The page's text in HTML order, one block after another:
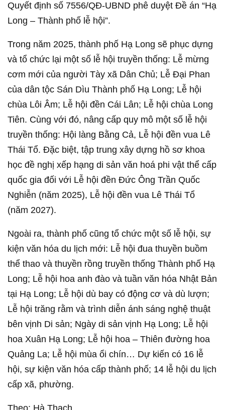
Quyết định số 7556/QĐ-UBND phê duyệt Đề án “Hạ
Long – Thành phố lễ hội”.
Trong năm 2025, thành phố Hạ Long sẽ phục dựng
và tổ chức lại một số lễ hội truyền thống: Lễ mừng
cơm mới của người Tày xã Dân Chủ; Lễ Đại Phan
của dân tộc Sán Dìu Thành phố Hạ Long; Lễ hội
chùa Lôi Âm; Lễ hội đền Cái Lân; Lễ hội chùa Long
Tiên. Cùng với đó, nâng cấp quy mô một số lễ hội
truyền thống: Hội làng Bằng Cả, Lễ hội đền vua Lê
Thái Tổ. Đặc biệt, tập trung xây dựng hồ sơ khoa
học đề nghị xếp hạng di sản văn hoá phi vật thể cấp
quốc gia đối với Lễ hội đền Đức Ông Trần Quốc
Nghiễn (năm 2025), Lễ hội đền vua Lê Thái Tổ
(năm 2027).
Ngoài ra, thành phố cũng tổ chức một số lễ hội, sự
kiện văn hóa du lịch mới: Lễ hội đua thuyền buồm
thể thao và thuyền rồng truyền thống Thành phố Hạ
Long; Lễ hội hoa anh đào và tuần văn hóa Nhật Bản
tại Hạ Long; Lễ hội dù bay có động cơ và dù lượn;
Lễ hội trăng rằm và trình diễn ánh sáng nghệ thuật
bên vịnh Di sản; Ngày di sản vịnh Hạ Long; Lễ hội
hoa Xuân Hạ Long; Lễ hội hoa – Thiên đường hoa
Quảng La; Lễ hội mùa ổi chín… Dự kiến có 16 lễ
hội, sự kiện văn hóa cấp thành phố; 14 lễ hội du lịch
cấp xã, phường.
Theo: Hà Thạch